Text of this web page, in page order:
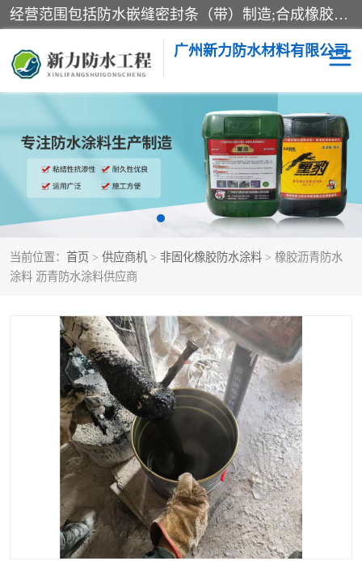
经营范围包括防水嵌缝密封条（带）制造;合成橡胶制造（监控化学品、危险化学品除外）;沥青混合物制造;防水胶粘带制造;其他合成材料制造（监控化学品、危险化学品除外）;涂料制造（监控化学品、危险化学品除外）;建筑结构防水补漏;防水建筑材料制造;粘合剂制造（监控化学品、危险化学品除外）;涂料零售;广州新力防水材料有限公司具有1处分支机构。
广州新力防水材料有限公司
当前位置： 首页 > 供应商机 > 非固化橡胶防水涂料 > 橡胶沥青防水
涂料 沥青防水涂料供应商
黑豹防水胶 建筑108胶水
乳化沥青防水涂料 自粘卷材
非固化橡胶防水涂料